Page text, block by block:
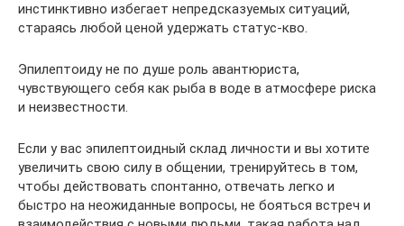
инстинктивно избегает непредсказуемых ситуаций,
стараясь любой ценой удержать статус-кво.
Эпилептоиду не по душе роль авантюриста,
чувствующего себя как рыба в воде в атмосфере риска
и неизвестности.
Если у вас эпилептоидный склад личности и вы хотите
увеличить свою силу в общении, тренируйтесь в том,
чтобы действовать спонтанно, отвечать легко и
быстро на неожиданные вопросы, не бояться встреч и